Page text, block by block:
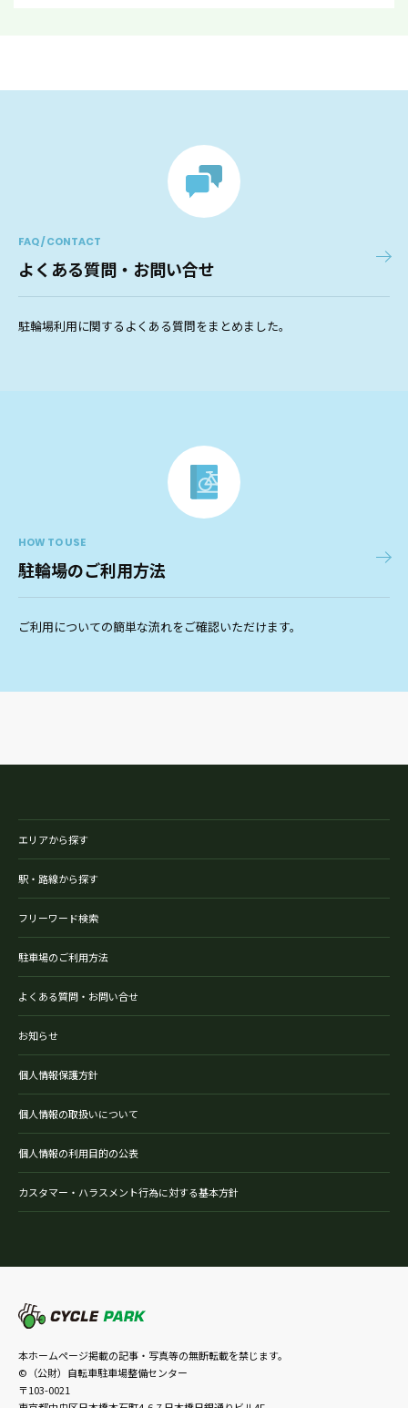
FAQ / CONTACT
よくある質問・お問い合せ
駐輪場利用に関するよくある質問をまとめました。
HOW TO USE
駐輪場のご利用方法
ご利用についての簡単な流れをご確認いただけます。
エリアから探す
駅・路線から探す
フリーワード検索
駐車場のご利用方法
よくある質問・お問い合せ
お知らせ
個人情報保護方針
個人情報の取扱いについて
個人情報の利用目的の公表
カスタマー・ハラスメント行為に対する基本方針
本ホームページ掲載の記事・写真等の無断転載を禁じます。
©（公財）自転車駐車場整備センター
〒103-0021